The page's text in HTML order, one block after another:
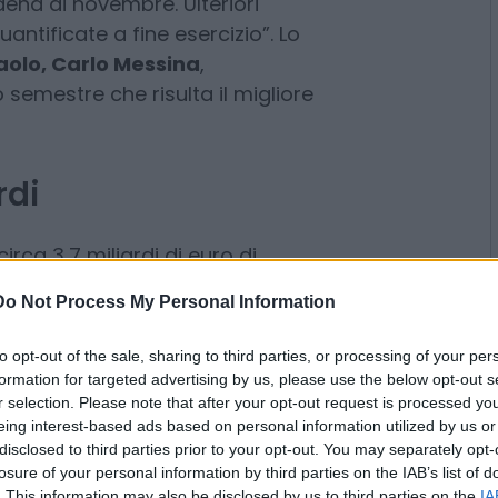
Not Process My Personal Information
opt-out of the sale, sharing to third parties, or processing of your
for targeted advertising by us, please use the below opt-out
selection. Please note that after your opt-out request is processed
interest-based ads based on personal information utilized by us
to third parties prior to your opt-out. You may separately
of your personal information by third parties on the IAB’s list of
almeno 8,2 miliardi di
considerando il saldo
il buyback avviato a
di novembre. Ulteriori
a fine esercizio”. Lo
che risulta il migliore
3,7 miliardi di euro di
come acconto dividendi
che si aggiungono al
2025. Semprenei primi
a 5,2 miliardi di euro, con